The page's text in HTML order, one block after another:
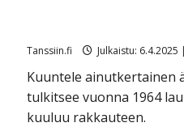
Tanssiin.fi Julkaistu:
Kuuntele ainutkertainen
tulkitsee vuonna 1964
kuuluu rakkauteen.